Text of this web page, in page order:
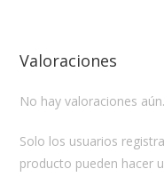
Valoraciones
No hay valoraciones aún.
Solo los usuarios
producto pueden hacer